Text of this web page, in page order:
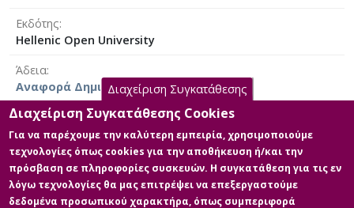
ως προς τη σύνταξη, τη νοηματική συνοχή, τη
ζωντάνια και πειστικότητα. Το κάθε στάδιο
επίτευξη του σκοπού, δηλαδή της ποιοτικότερης
αφήγησης, ενώ παράλληλα οι μαθητές ανέπτυσσαν
και καλλιεργούσαν ποικίλες δεξιότητες, όπως αυτές
της οργάνωσης, της σκηνοθεσίας, της σύνθεσης. Ο
βαθμός δημιουργικής συνεργασίας που επέδειξαν
καθόρισε την ποιότητα των ιστοριών τους, οι οποίες
κρίνονται ποιοτικότερες όταν τα μέλη των ομάδων
συμμετείχαν ισότιμα.
the texts are presented improved and which features
are better.
At the same time the role of the digital tool Canva is
considered and its suitability for the present activity is
evaluated. Also is being considered whether the
students were ready for collaborative creativity to
achieve their goals.
The results of the research show that the creation of
digital stories by the students contributes to the
better quality of the texts, since the final texts are
Εκδότης
Hellenic Open University
Άδεια
Αναφορά Δημιουργού 4.0 Διεθνές
Κύρια Αρχεία Διατριβής
ΕΛΕΝΗ ΔΕΡΕΤΖΗ-ΔΙΠΛΩΜΑΤΙΚΗ
Διαχείριση Συγκατάθεσης
Διαχείριση Συγκατάθεσης Cookies
Για να παρέχουμε την καλύτερη εμπειρία, χρησιμοποιούμε
τεχνολογίες όπως cookies για την αποθήκευση ή/και την
πρόσβαση σε πληροφορίες συσκευών. Η συγκατάθεση για τις εν
λόγω τεχνολογίες θα μας επιτρέψει να επεξεργαστούμε
δεδομένα προσωπικού χαρακτήρα, όπως συμπεριφορά